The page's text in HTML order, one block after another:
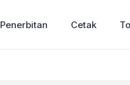
Penerbitan Cetak